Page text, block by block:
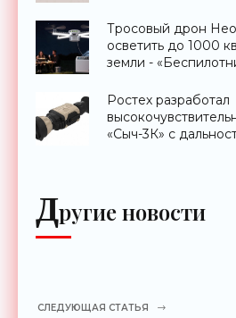
Тросовый дрон
осветить до 1000
земли -
Ростех разработал
«Сыч-3К» с
Другие новости
СЛЕДУЮЩАЯ СТАТЬЯ